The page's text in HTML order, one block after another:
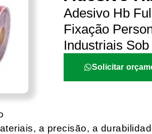
Adesivo Hb
Fixação
Industriais
Solicitar
a precisão, a